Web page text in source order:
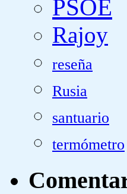
PSOE
Rajoy
reseña
Rusia
santuario
termómetro